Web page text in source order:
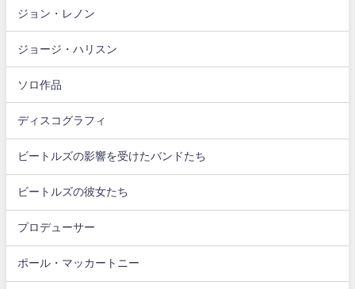
ジョン・レノン
ジョージ・ハリスン
ソロ作品
ディスコグラフィ
ビートルズの影響を受けたバンドたち
ビートルズの彼女たち
プロデューサー
ポール・マッカートニー